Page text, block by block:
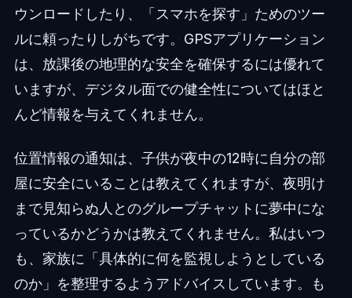
ウンロードしたり、「スマホを探す」ためのツー
ルに頼ったりしがちです。GPSアプリケーション
は、放課後の地理的な安全を確保するには優れて
いますが、デジタル面での健全性についてはほと
んど情報を与えてくれません。
位置情報の通知は、子供が夜中の12時に自分の部
屋に安全にいることは教えてくれますが、夜明け
まで見知らぬ人とのグループチャットに夢中にな
っているかどうかは教えてくれません。私はいつ
も、家族に「具体的に何を監視しようとしている
のか」を整理するようアドバイスしています。も